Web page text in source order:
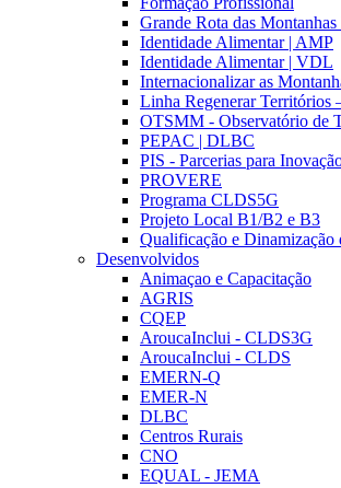
Grande Rota das
Identidade Alimentar | AMP
Identidade Alimentar | VDL
Internacionalizar as
Linha Regenerar Territórios
OTSMM - Observatório de
PEPAC | DLBC
PIS - Parcerias para
PROVERE
Programa CLDS5G
Projeto Local B1/B2 e B3
Qualificação e Dinamização
Desenvolvidos
Animaçao e Capacitação
AGRIS
CQEP
AroucaInclui - CLDS3G
AroucaInclui - CLDS
EMERN-Q
EMER-N
DLBC
Centros Rurais
CNO
EQUAL - JEMA